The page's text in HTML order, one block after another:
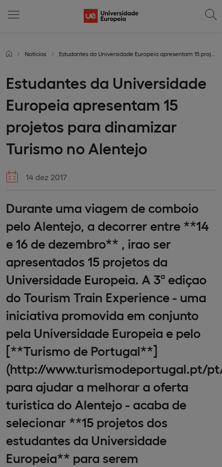
Notícias Estudantes da Universidade Europeia apresentam 15 projetos para dinamizar Turismo no Alentejo
Estudantes da Universidade
Europeia apresentam 15
projetos para dinamizar
Turismo no Alentejo
14 dez 2017
Durante uma viagem de comboio
pelo Alentejo, a decorrer entre **14
e 16 de dezembro** , irao ser
apresentados 15 projetos da
Universidade Europeia. A 3ª ediçao
do Tourism Train Experience - uma
iniciativa promovida em conjunto
pela Universidade Europeia e pelo
[**Turismo de Portugal**]
(http://www.turismodeportugal.pt/
para ajudar a melhorar a oferta
turistica do Alentejo - acaba de
selecionar **15 projetos dos
estudantes da Universidade
Europeia** para serem